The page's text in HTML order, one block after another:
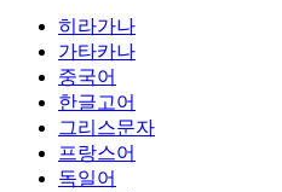
히라가나
가타카나
중국어
한글고어
그리스문자
프랑스어
독일어